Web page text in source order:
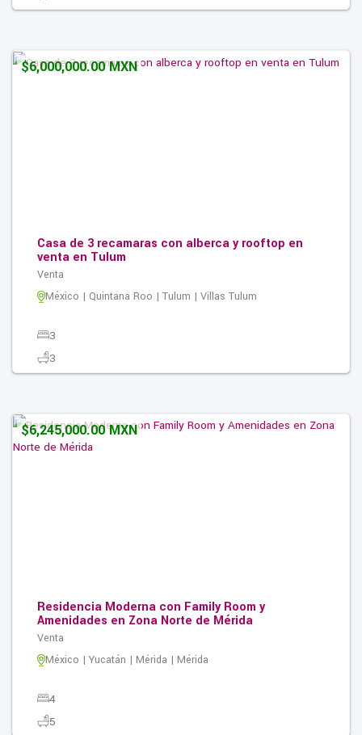
Casa de 3 recamaras con alberca y rooftop en
venta en Tulum
Venta
México | Quintana Roo | Tulum | Villas Tulum
3
3
$6,000,000.00 MXN
Residencia Moderna con Family Room y
Amenidades en Zona Norte de Mérida
Venta
México | Yucatán | Mérida | Mérida
4
5
$6,245,000.00 MXN